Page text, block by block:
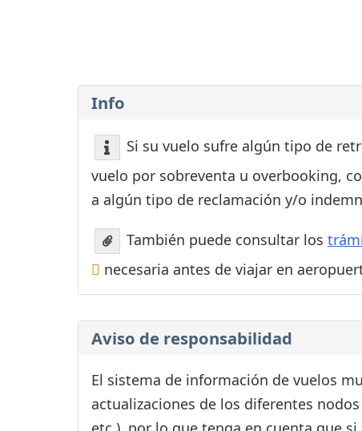
Info
Si su vuelo sufre algún tipo de
vuelo por sobreventa u overbooking,
a algún tipo de reclamación y/o
También puede consultar los
necesaria antes de viajar en
Aviso de responsabilidad
El sistema de información de vuelos
actualizaciones de los diferentes